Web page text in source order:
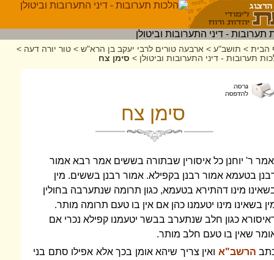
הבית > תושב"ע > ארבעה טורים לרבי יעקב בן הרא"ש > טור יורה דעה >
תערובות - דיני התערובות וביטולן > סימן צח
סימן צח
אמר ר' יוחנן כל איסורין שבתורה בששים אמר רבא אמור
בטעמא אמור רבנן בקפילא. אמור רבנן בששים. מין
מינו דהתירא בטעמא, כגון תרומה שנתערבה בחולין
בשאינו מינו יטעמנו כהן אם אין בו טעם תרומה מותר.
כגון חלב שנתערב בבשר יטעמנו קפילא נכרי אם
שאין בו טעם חלב מותר.
הרשב"א ואין צריך שיהא אומן בכך אלא אפילו סתם בני